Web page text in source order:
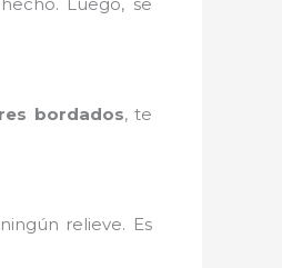
bordados, te
relieve. Es